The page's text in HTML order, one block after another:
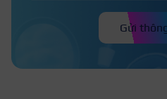
Gửi